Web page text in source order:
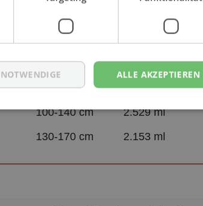
Hüftumfang
Saugleistung
60-90 cm 2.362 ml
80-110 cm 2.362 ml
100-140 cm 2.529 ml
130-170 cm 2.153 ml
ALLE AKZEPTIEREN